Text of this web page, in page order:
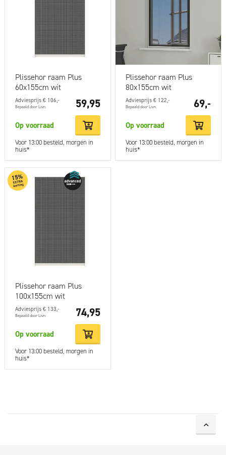
Plissehor raam Plus
60x155cm wit
Adviesprijs € 106,-
Bepaald door Livn 59,95
Op voorraad
Voor 13:00 besteld, morgen in
huis*
Plissehor raam Plus
80x155cm wit
Adviesprijs € 122,-
Bepaald door Livn 69,-
Op voorraad
Voor 13:00 besteld, morgen in
huis*
Plissehor raam Plus
100x155cm wit
Adviesprijs € 133,-
Bepaald door Livn 74,95
Op voorraad
Voor 13:00 besteld, morgen in
huis*